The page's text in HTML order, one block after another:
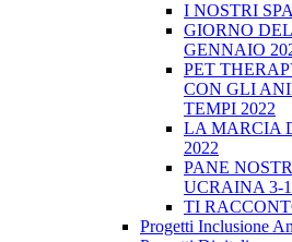
I NOSTRI
GIORNO
GENNAIO
PET
CON GLI
TEMPI 2022
LA MARCIA
2022
PANE
UCRAINA 3-
TI
Progetti Inclusione